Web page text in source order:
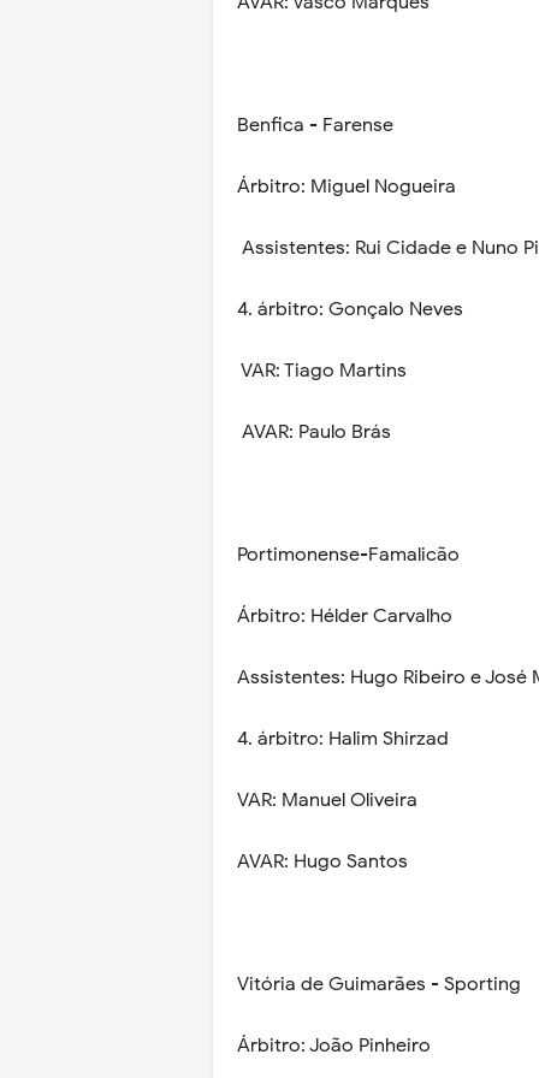
Benfica - Farense
Árbitro: Miguel Nogueira
Assistentes: Rui Cidade e Nuno
4. árbitro: Gonçalo Neves
VAR: Tiago Martins
AVAR: Paulo Brás
Portimonense-Famalicão
Árbitro: Hélder Carvalho
Assistentes: Hugo Ribeiro e José
4. árbitro: Halim Shirzad
VAR: Manuel Oliveira
AVAR: Hugo Santos
Vitória de Guimarães - Sporting
Árbitro: João Pinheiro